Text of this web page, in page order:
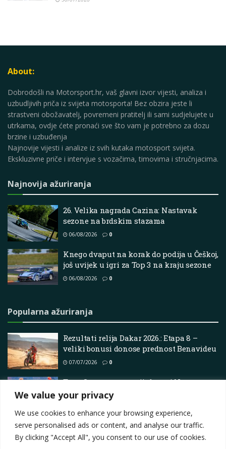
We value your privacy
We use cookies to enhance your browsing experience,
serve personalised ads or content, and analyse our traffic.
By clicking "Accept All", you consent to our use of cookies.
About:
Dobrodošli na Motorsport.hr, vaš glavni izvor vijesti, analiza i
uzbudljivih priča iz svijeta motosporta! Bez obzira jeste li
strastveni obožavatelj, povremeni pratitelj ili sami sudjelujete u
utrkama, ovdje ćete pronaći sve što vam je potrebno za dozu
brzine i uzbuđenja
Najnovije vijesti i analize iz svih kutaka motosport svijeta.
Ekskluzivne priče i intervjue s vozačima, timovima i stručnjacima.
Najnovija ažuriranja
26. Velika nagrada Cazina: Nastavak
sezone na brdskim stazama
06/08/2026 0
Knego dvaput na korak do podija u Češkoj,
još uvijek u igri za Top 3 na kraju sezone
06/08/2026 0
Popularna ažuriranja
Rezultati relija Dakar 2026.: Etapa 8 –
veliki bonusi donose prednost Benavideu
07/07/2026 0
Tony Stewart neto vrijednost | Neto
vrijednost poznatih ličnosti